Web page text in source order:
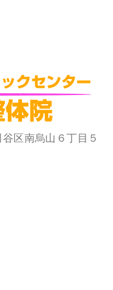
区南烏山６丁目５